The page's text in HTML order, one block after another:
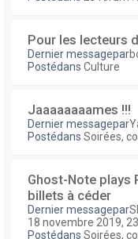
Pour les lecteurs
Dernier messagepar
Postédans Culture
Jaaaaaaaames !!!
Dernier messagepar
Postédans Soirées,
Ghost-Note plays
billets à céder
Dernier messagepar
18 novembre 2019,
Postédans Soirées,